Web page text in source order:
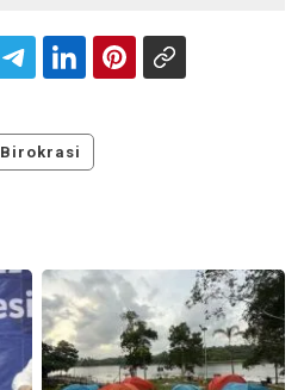
Birokrasi